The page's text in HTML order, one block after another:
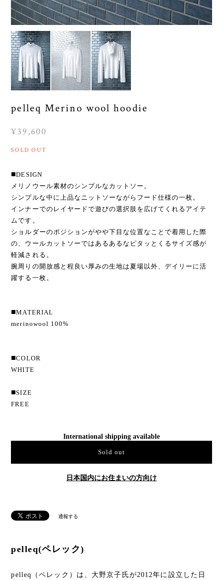
pelleq Merino wool hoodie
¥39,600
SOLD OUT
◼️DESIGN
メリノウール素材のシンプルなカットソー。
シンプルな中に上品なニットソーながらフード仕様の一枚。
インナーでのレイヤードで遊びの選択肢を広げてくれるアイテ
ムです。
ショルダーのポジションがやや下目な位置なことで着用した際
の、ウールカットソーではあるあるなピタッとくるサイズ感が
軽減される。
腕周りの開放感と程良い厚みの生地は夏場以外、デイリーに活
躍する一枚。
◼️MATERIAL
merinowool 100%
◼️COLOR
WHITE
◼️SIZE
FREE
International shipping available
Sold out
日本国内にお住まいの方向け
通報する
pelleq(ペレック)
pelleq（ペレック）は、大野京子氏が2012年に設立した日